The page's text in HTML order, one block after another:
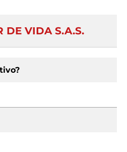
DE VIDA S.A.S.